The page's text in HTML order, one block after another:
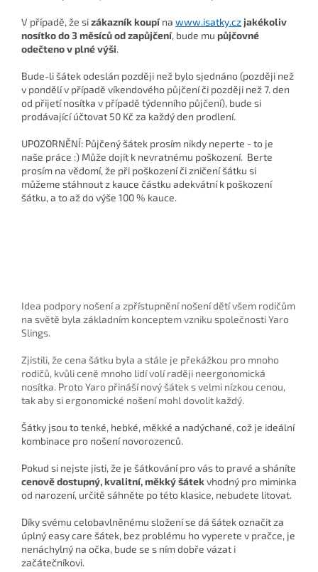
V případě, že sizákazník koupína www.isatky.cz jakékoliv
nosítko do 3 měsíců od zapůjčení, bude mu půjčovné
odečteno v plné výši.
Bude-li šátek odeslán později než bylo sjednáno (později než
v pondělí v případě víkendového půjčení či později než 7. den
od přijetí nosítka v případě týdenního půjčení), bude si
prodávající účtovat 50 Kč za každý den prodlení.
UPOZORNĚNÍ: Půjčený šátek prosím nikdy neperte - to je
naše práce :) Může dojít k nevratnému poškození. Berte
prosím na vědomí, že při poškození či zničení šátku si
můžeme stáhnout z kauce částku adekvátní k poškození
šátku, a to až do výše 100 % kauce.
Idea podpory nošení a zpřístupnění nošení dětí všem rodičům
na světě byla základním konceptem vzniku společnosti Yaro
Slings.
Zjistili, že cena šátku byla a stále je překážkou pro mnoho
rodičů, kvůli ceně mnoho lidí volí raději neergonomická
nosítka. Proto Yaro přináší nový šátek s velmi nízkou cenou,
tak aby si ergonomické nošení mohl dovolit každý.
Šátky jsou to tenké, hebké, měkké a nadýchané, což je ideální
kombinace pro nošení novorozenců.
Pokud si nejste jisti, že je šátkování pro vás to pravé a sháníte
cenově dostupný, kvalitní, měkký šátekvhodný pro miminka
od narození, určitě sáhněte po této klasice, nebudete litovat.
Díky svému celobavlněnému složení se dá šátek označit za
úplný easy care šátek, bez problému ho vyperete v pračce, je
nenáchylný na očka, bude se s ním dobře vázat i
začátečníkovi.